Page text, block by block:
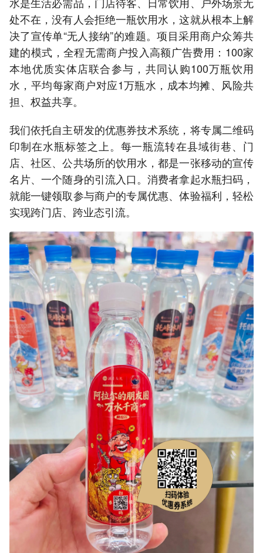
处不在，没有人会拒绝一瓶饮用水，这就从根本上解
决了宣传单“无人接纳”的难题。项目采用商户众筹共
建的模式，全程无需商户投入高额广告费用：100家
本地优质实体店联合参与，共同认购100万瓶饮用
水，平均每家商户对应1万瓶水，成本均摊、风险共
担、权益共享。
我们依托自主研发的优惠券技术系统，将专属二维码
印制在水瓶标签之上。每一瓶流转在县域街巷、门
店、社区、公共场所的饮用水，都是一张移动的宣传
名片、一个随身的引流入口。消费者拿起水瓶扫码，
就能一键领取参与商户的专属优惠、体验福利，轻松
实现跨门店、跨业态引流。